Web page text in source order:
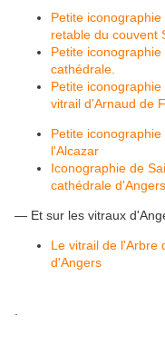
Petite
retable du couvent
Petite
cathédrale.
Petite
vitrail d'Arnaud de
Petite
l'Alcazar
​Iconographie de
cathédrale
— Et sur les vitraux
Le vitrail de l'Arbre
d'Angers